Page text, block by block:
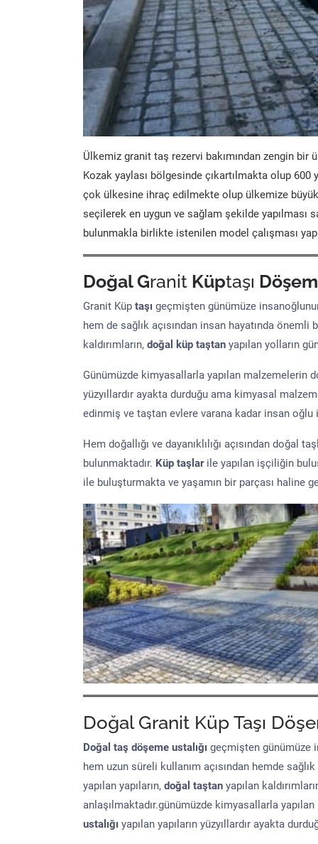
Ülkemiz granit taş rezervi bakımından zengin bir
Kozak yaylası bölgesinde çıkartılmakta olup
çok ülkesine ihraç edilmekte olup ülkemize
seçilerek en uygun ve sağlam şekilde yapılması
bulunmakla birlikte istenilen model çalışması
Doğal Granit Küptaşı
Granit Küp taşı geçmişten günümüze
hem de sağlık açısından insan hayatında
kaldırımların, doğal küp taştan yapılan yolların
Günümüzde kimyasallarla yapılan malzemelerin
yüzyıllardır ayakta durduğu ama kimyasal
edinmiş ve taştan evlere varana kadar insan oğlu
Hem doğallığı ve dayanıklılığı açısından
bulunmaktadır. Küp taşlarile yapılan işçiliğin
ile buluşturmakta ve yaşamın bir parçası haline
Doğal Granit Küp Taşı
Doğal taş döşeme ustalığı geçmişten günümüze
hem uzun süreli kullanım açısından hemde
yapılan yapıların, doğal taştan yapılan
anlaşılmaktadır.günümüzde kimyasallarla
ustalığı yapılan yapıların yüzyıllardır ayakta